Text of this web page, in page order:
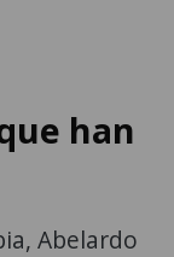
han
Abelardo